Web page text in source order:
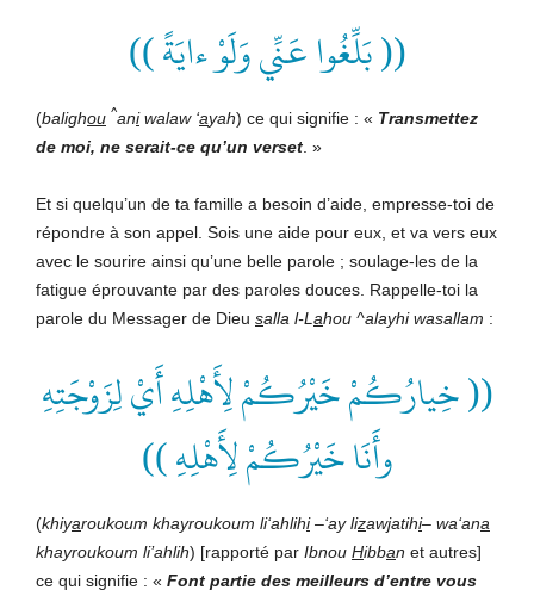
(( بَلِّغُوا عَنِّي وَلَوْ ءايَةً ))
(balighou ^aniwalaw ‘ayah) ce qui signifie : « Transmettez
de moi, ne serait-ce qu’un verset . »
Et si quelqu’un de ta famille a besoin d’aide, empresse-toi de
répondre à son appel. Sois une aide pour eux, et va vers eux
avec le sourire ainsi qu’une belle parole ; soulage-les de la
fatigue éprouvante par des paroles douces. Rappelle-toi la
parole du Messager de Dieu salla l-L ahou ^alayhi wasallam :
(( خِيارُكُمْ خَيْرُكُمْ لِأَهْلِهِ أَيْ لِزَوْجَتِهِ
وأَنَا خَيْرُكُمْ لِأَهْلِهِ ))
(khiyaroukoum khayroukoum li‘ahlihi–‘ay lizawjatihi– wa‘ana
khayroukoum li’ahlih) [rapporté par Ibnou Hibban et autres]
ce qui signifie : « Font partie des meilleurs d’entre vous